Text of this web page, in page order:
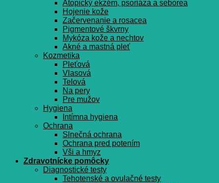
Atopický ekzém, psoriáza a seborea
Hojenie kože
Začervenanie a rosacea
Pigmentové škvrny
Mykóza kože a nechtov
Akné a mastná pleť
Kozmetika
Pleťová
Vlasová
Telová
Na pery
Pre mužov
Hygiena
Intímna hygiena
Ochrana
Slnečná ochrana
Ochrana pred potením
Vši a hmyz
Zdravotnícke pomôcky
Diagnostické testy
Tehotenské a ovulačné testy